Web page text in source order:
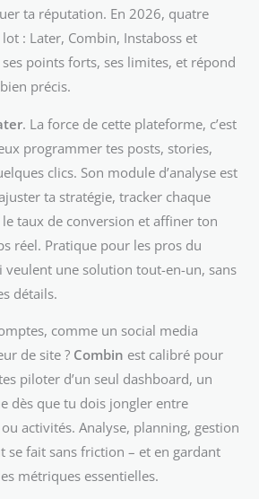
ta réputation. En 2026, quatre
: Later, Combin, Instaboss et
points forts, ses limites, et répond
précis.
. La force de cette plateforme, c’est
programmer tes posts, stories,
clics. Son module d’analyse est
ta stratégie, tracker chaque
taux de conversion et affiner ton
réel. Pratique pour les pros du
veulent une solution tout-en-un, sans
détails.
comme un social media
de site ? Combin est calibré pour
piloter d’un seul dashboard, un
dès que tu dois jongler entre
activités. Analyse, planning, gestion
se fait sans friction – et en gardant
métriques essentielles.